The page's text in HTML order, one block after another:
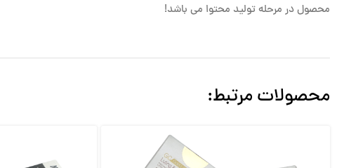
محصول در مرحله تولید محتوا می باشد!
محصولات مرتبط: